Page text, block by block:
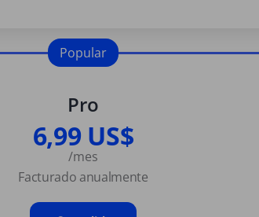
Pro
6,99 US$
/mes
Facturado anualmente
Popular